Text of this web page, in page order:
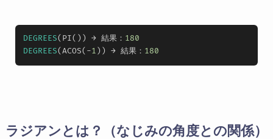
DEGREES(PI()) → 結果： 180
DEGREES(ACOS(-1)) → 結果： 180
ラジアンとは？（なじみの角度との関係）